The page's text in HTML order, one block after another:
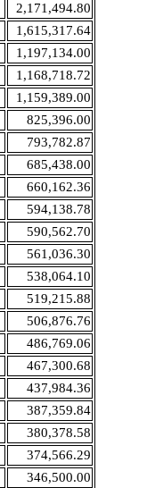
2,171,494.80
1,615,317.64
1,197,134.00
1,168,718.72
1,159,389.00
825,396.00
793,782.87
685,438.00
660,162.36
594,138.78
590,562.70
561,036.30
538,064.10
519,215.88
506,876.76
486,769.06
467,300.68
437,984.36
387,359.84
380,378.58
374,566.29
346,500.00